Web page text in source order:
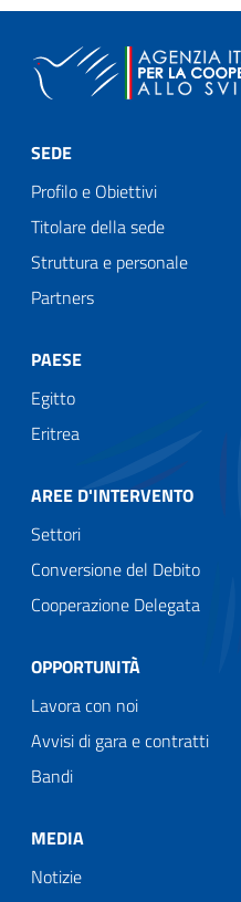
SEDE
Profilo e Obiettivi
Titolare della sede
Struttura e personale
Partners
PAESE
Egitto
Eritrea
AREE D'INTERVENTO
Settori
Conversione del Debito
Cooperazione Delegata
OPPORTUNITÀ
Lavora con noi
Avvisi di gara e contratti
Bandi
MEDIA
Notizie